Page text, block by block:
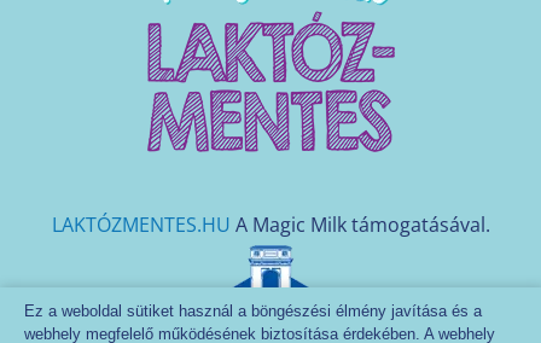
LAKTÓZMENTES.HU A Magic Milk támogatásával.
Naszálytej Tejfeldolgozó és Kereskedelmi Zrt. - Minden
Ez a weboldal sütiket használ a böngészési élmény javítása és a
webhely megfelelő működésének biztosítása érdekében. A webhely